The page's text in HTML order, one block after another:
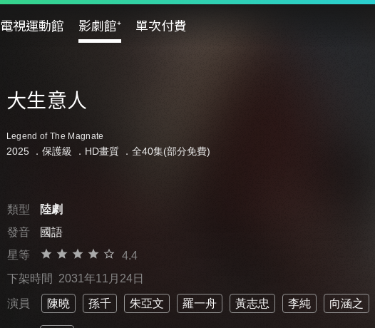
電視運動館 影劇館⁺ 單次付費
大生意人
Legend of The Magnate
2025 ． 保護級 ．HD畫質 ．全40集(部分免費)
類型
陸劇
發音
國語
星等
4.4
下架時間 2031年11月24日
演員 陳曉 孫千 朱亞文 羅一舟 黃志忠 李純 向涵之